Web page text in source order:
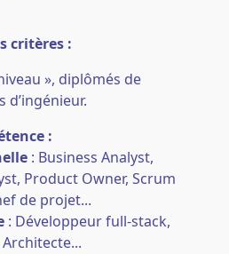
critères :
», diplômés de
d’ingénieur.
:
: Business Analyst,
Product Owner, Scrum
de projet...
: Développeur full-stack,